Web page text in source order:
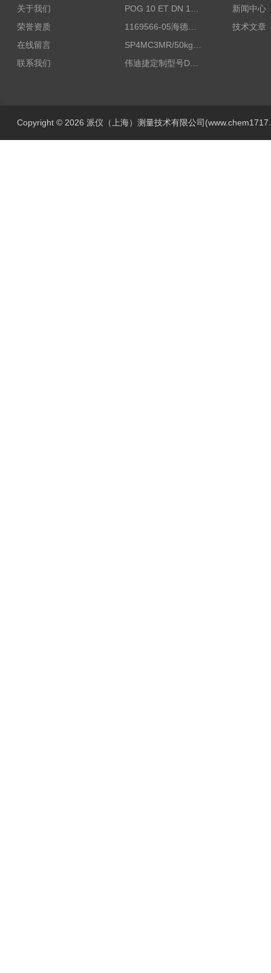
关于我们
荣誉资质
在线留言
联系我们
1169566-05海德汉西门子编码器现货
伟迪捷定制型号DHM506-5000-002
新闻中心
技术文章
Copyright © 2026 派仪（上海）测量技术有限公司